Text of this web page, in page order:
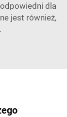
dla
jest również,